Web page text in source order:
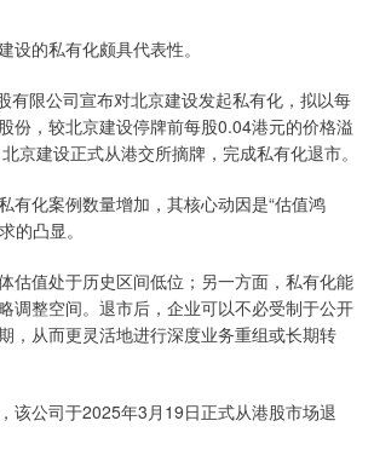
设的私有化颇具代表性。
有限公司宣布对北京建设发起私有化，拟以每
份，较北京建设停牌前每股0.04港元的价格溢
京建设正式从港交所摘牌，完成私有化退市。
有化案例数量增加，其核心动因是“估值鸿
的凸显。
估值处于历史区间低位；另一方面，私有化能
调整空间。退市后，企业可以不必受制于公开
，从而更灵活地进行深度业务重组或长期转
该公司于2025年3月19日正式从港股市场退